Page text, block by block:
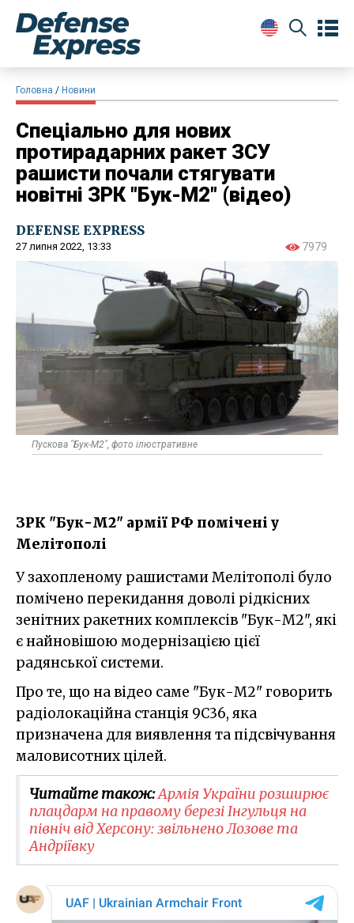
Головна Новини
Спеціально для нових
протирадарних ракет ЗСУ
рашисти почали стягувати
новітні ЗРК "Бук-М2" (відео)
DEFENSE EXPRESS
27 липня 2022, 13:33 7979
Пускова "Бук-М2", фото ілюстративне
ЗРК "Бук-М2" армії РФ помічені у
Мелітополі
У захопленому рашистами Мелітополі було
помічено перекидання доволі рідкісних
зенітних ракетних комплексів "Бук-М2", які
є найновішою модернізацією цієї
радянської системи.
Про те, що на відео саме "Бук-М2" говорить
радіолокаційна станція 9С36, яка
призначена для виявлення та підсвічування
маловисотних цілей.
Читайте також:Армія України розширює
плацдарм на правому березі Інгульця на
північ від Херсону: звільнено Лозове та
Андріївку